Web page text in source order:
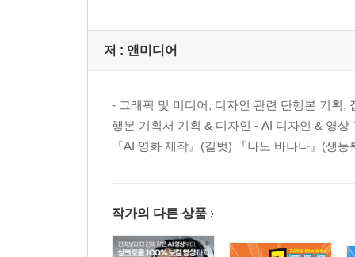
AI를 활용한 번역을 잘하려면?
파일 업로드로 문서를 번역하는 방법
PDF 문서를 챗GPT에 첨부하여 번역하기
09 외국어 대화도 실시간 OK! 동시 번역 사용하기
저 : 앤미디어
- 그래픽 및 미디어, 디자인 관련 단행본 기획,
행본 기획서 기획 & 디자인 - AI 디자인 & 영
『AI 영화 제작』(길벗) 『나노 바나나』(생
작가의 다른 상품